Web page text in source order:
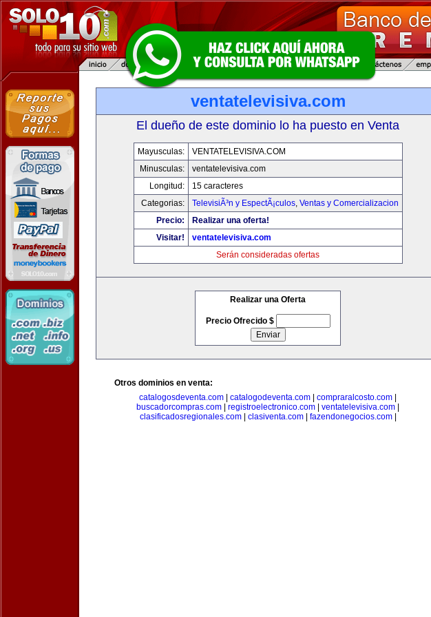
ventatelevisiva.com
El dueño de este dominio lo ha puesto en Venta
Mayusculas:
VENTATELEVISIVA.COM
Minusculas:
ventatelevisiva.com
Longitud:
15 caracteres
Categorias:
TelevisiÃ³n y EspectÃ¡culos, Ventas y Comercializacion
Precio:
Realizar una oferta!
Visitar!
ventatelevisiva.com
Serán consideradas ofertas
Realizar una Oferta
Precio Ofrecido $
Otros dominios en venta:
catalogosdeventa.com
catalogodeventa.com compraralcosto.com
buscadorcompras.com
registroelectronico.com ventatelevisiva.com
clasificadosregionales.com| clasiventa.com| fazendonegocios.com|